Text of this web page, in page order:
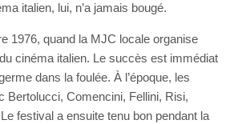
italien, lui, n’a jamais bougé.
1976, quand la MJC locale organise
cinéma italien. Le succès est immédiat
dans la foulée. À l’époque, les
Bertolucci, Comencini, Fellini, Risi,
festival a ensuite tenu bon pendant la